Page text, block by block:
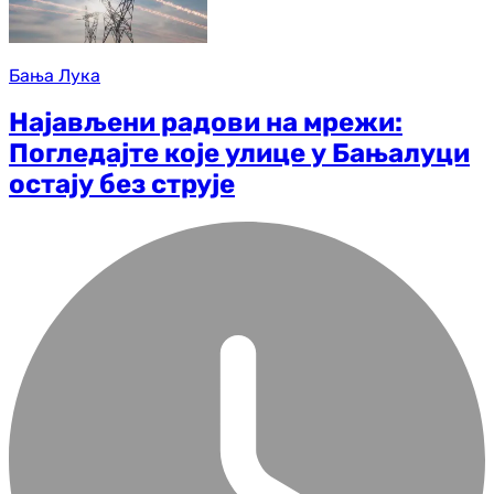
Бања Лука
Најављени радови на мрежи:
Погледајте које улице у Бањалуци
остају без струје